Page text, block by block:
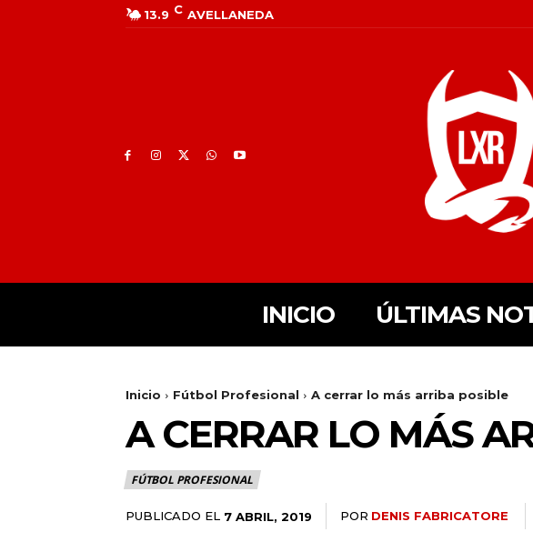
13.9 C AVELLANEDA
INICIO ÚLTIMAS
Inicio Fútbol Profesional A cerrar lo más arriba posible
A CERRAR LO MÁS
FÚTBOL PROFESIONAL
PUBLICADO EL 7 ABRIL, 2019 POR DENIS FABRICATORE